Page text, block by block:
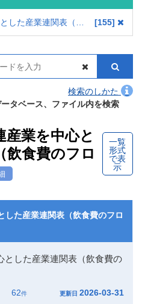
農林漁業及び関連産業を中心とした産業連関表（飲食費のフローを含む。） 155
検索のしかた
ータベース、ファイル内を検索
産業を中心と
飲食費のフロ
一覧
形式
で表
示
した産業連関表（飲食費のフロ
とした産業連関表（飲食費の
62件 更新日 2026-03-31